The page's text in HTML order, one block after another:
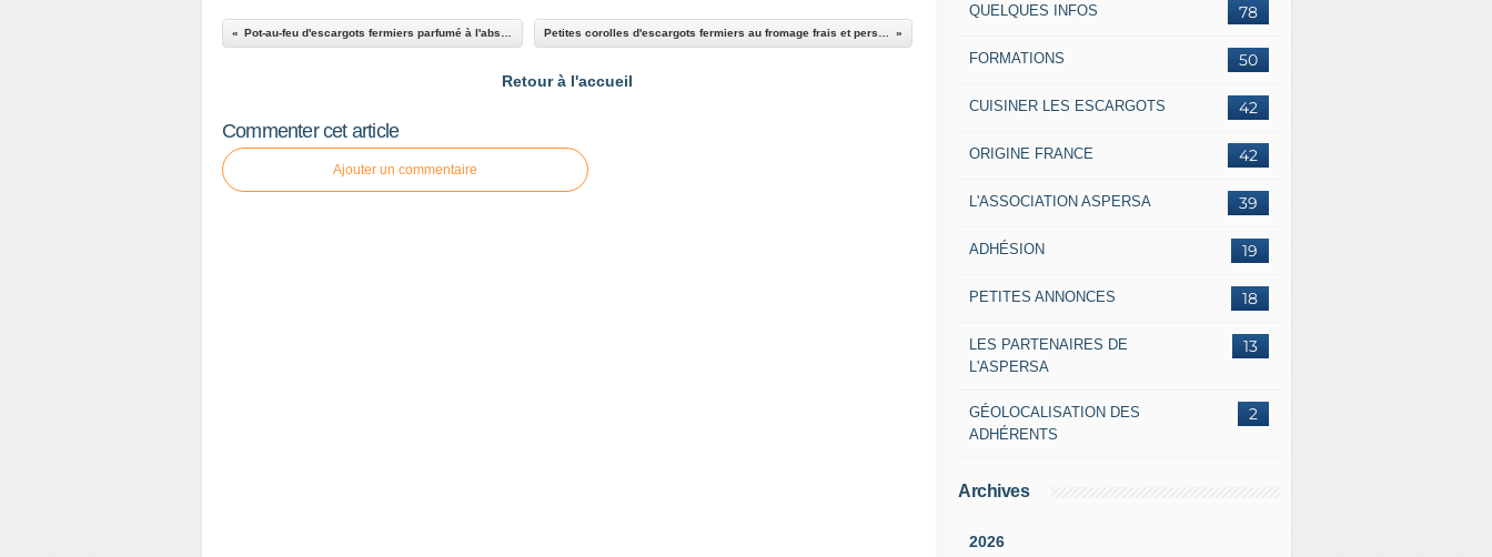
Retour à l'accueil
Commenter cet article
Ajouter un commentaire
78
QUELQUES INFOS
50
FORMATIONS
42
CUISINER LES ESCARGOTS
42
ORIGINE FRANCE
39
L'ASSOCIATION ASPERSA
19
ADHÉSION
18
PETITES ANNONCES
13
LES PARTENAIRES DE
L'ASPERSA
2
GÉOLOCALISATION DES
ADHÉRENTS
Archives
2026